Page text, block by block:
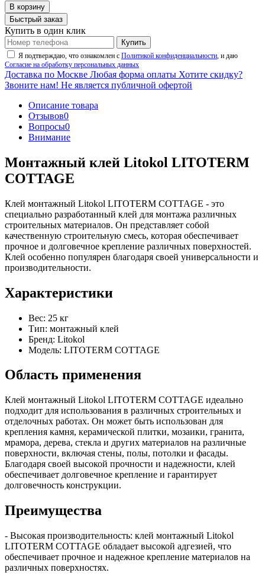
В корзину
Быстрый заказ
Купить в один клик
Купить
Я подтверждаю, что ознакомлен с Политикой конфиденциальности, и даю
Согласие на обработку персональных данных
Доставка по Москве Любая форма оплаты Хотите скидку?
Звоните нам! Не является публичной офертой
Описание товара
Отзывов0
Вопросы0
Внимание
Монтажный клей Litokol LITOTERM
COTTAGE
Клей монтажный Litokol LITOTERM COTTAGE - это
специально разработанный клей для монтажа различных
строительных материалов. Он представляет собой
качественную строительную смесь, которая обеспечивает
прочное и долговечное крепление различных поверхностей.
Клей особенно популярен благодаря своей универсальности и
производительности.
Характеристики
Вес: 25 кг
Тип: монтажный клей
Бренд: Litokol
Модель: LITOTERM COTTAGE
Область применения
Клей монтажный Litokol LITOTERM COTTAGE идеально
подходит для использования в различных строительных и
отделочных работах. Он может быть использован для
крепления камня, керамической плитки, мозаики, гранита,
мрамора, дерева, стекла и других материалов на различные
поверхности, включая стены, полы, потолки и фасады.
Благодаря своей высокой прочности и надежности, клей
обеспечивает долговечное крепление и гарантирует
долговечность конструкции.
Преимущества
- Высокая производительность: клей монтажный Litokol
LITOTERM COTTAGE обладает высокой адгезией, что
обеспечивает прочное и надежное крепление материалов на
различных поверхностях.